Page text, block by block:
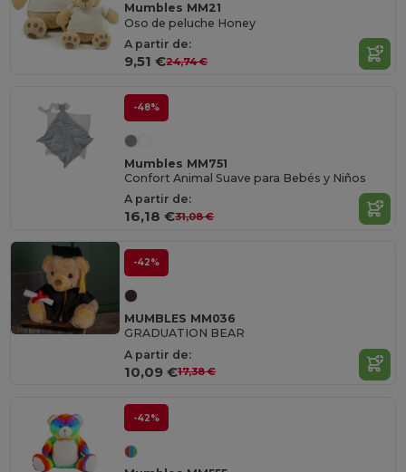
Mumbles MM21
Oso de peluche Honey
A partir de:
9,51 €24,74 €
-48%
Mumbles MM751
Confort Animal Suave para Bebés y Niños
A partir de:
16,18 €31,08 €
-42%
MUMBLES MM036
GRADUATION BEAR
A partir de:
10,09 €17,38 €
-42%